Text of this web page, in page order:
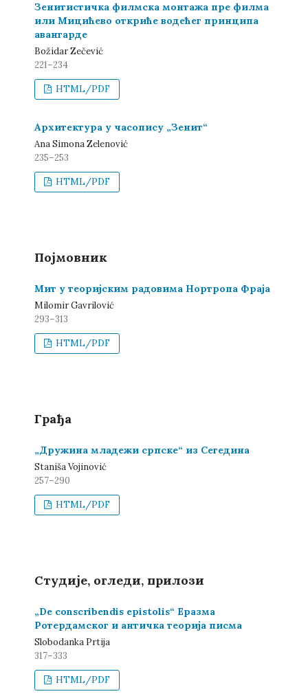
Зенитистичка филмска монтажа пре филма
или Мицићево откриће водећег принципа
авангарде
Božidar Zečević
221–234
HTML/PDF
Архитектура у часопису „Зенит“
Ana Simona Zelenović
235–253
HTML/PDF
Појмовник
Мит у теоријским радовима Нортропа Фраја
Milomir Gavrilović
293–313
HTML/PDF
Грађа
„Дружина младежи српске“ из Сегедина
Staniša Vojinović
257–290
HTML/PDF
Студије, огледи, прилози
„De conscribendis epistolis“ Еразма
Ротердамског и античка теорија писма
Slobodanka Prtija
317–333
HTML/PDF